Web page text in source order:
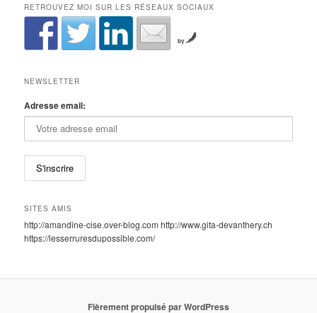
RETROUVEZ MOI SUR LES RÉSEAUX SOCIAUX
by
NEWSLETTER
Adresse email:
SITES AMIS
http://amandine-cise.over-blog.com http://www.gita-devanthery.ch
https://lesserruresdupossible.com/
Fièrement propulsé par WordPress